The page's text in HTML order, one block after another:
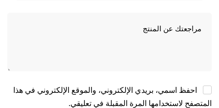
احفظ اسمي، بريدي الإلكتروني، والموقع الإلكتروني في هذا
المتصفح لاستخدامها المرة المقبلة في تعليقي.